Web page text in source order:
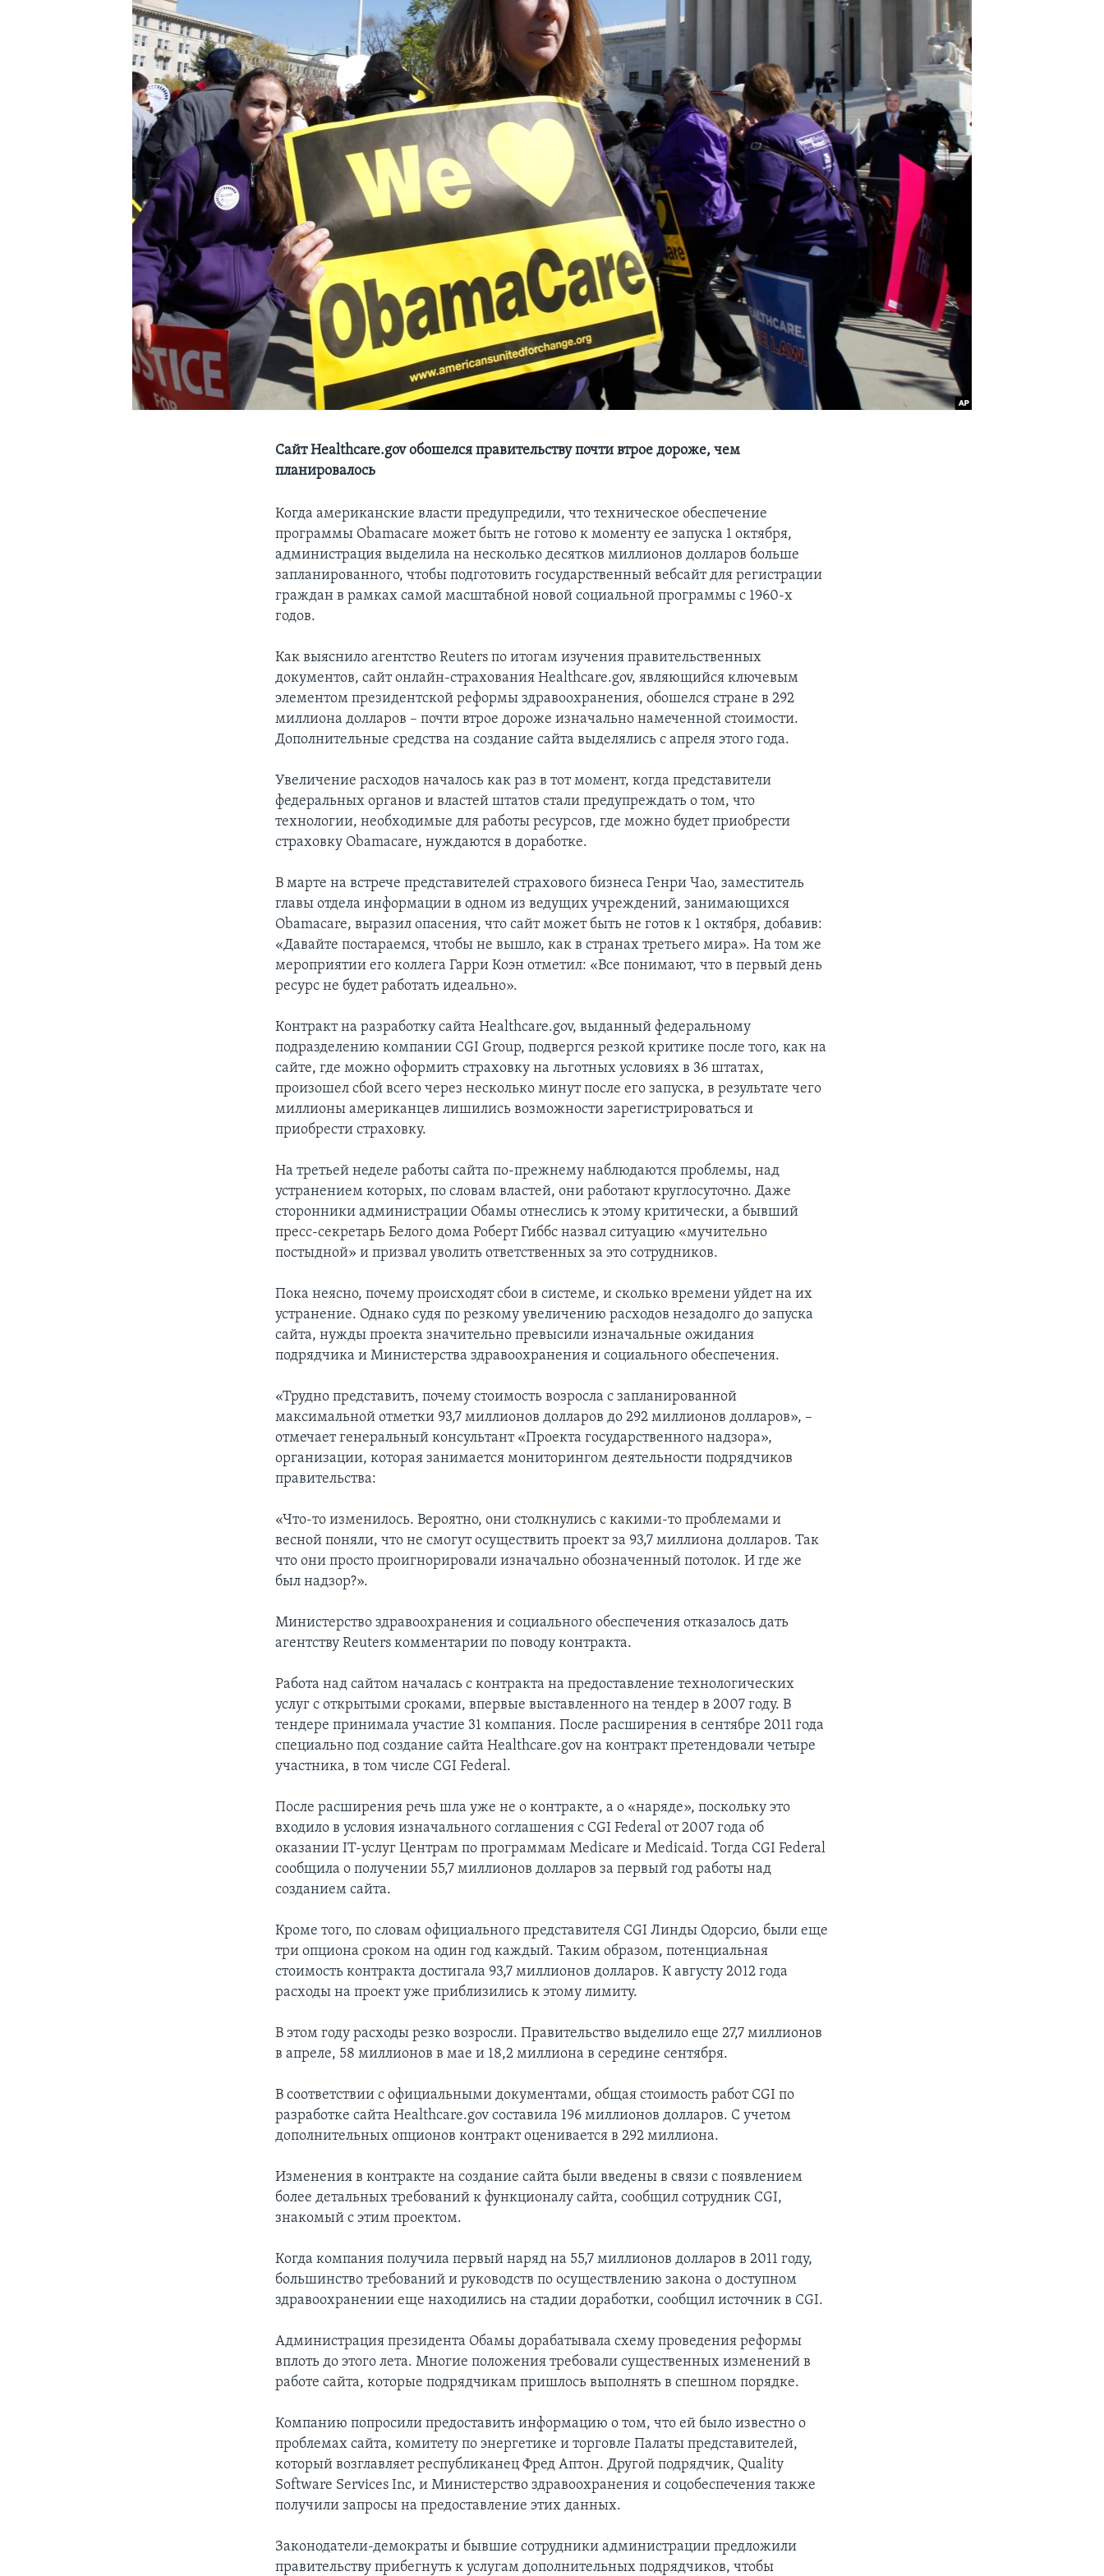
Сайт Healthcare.gov обошелся правительству почти втрое дороже, чем
планировалось
Когда американские власти предупредили, что техническое обеспечение
программы Obamacare может быть не готово к моменту ее запуска 1 октября,
администрация выделила на несколько десятков миллионов долларов больше
запланированного, чтобы подготовить государственный вебсайт для регистрации
граждан в рамках самой масштабной новой социальной программы с 1960-х
годов.
Как выяснило агентство Reuters по итогам изучения правительственных
документов, сайт онлайн-страхования Healthcare.gov, являющийся ключевым
элементом президентской реформы здравоохранения, обошелся стране в 292
миллиона долларов – почти втрое дороже изначально намеченной стоимости.
Дополнительные средства на создание сайта выделялись с апреля этого года.
Увеличение расходов началось как раз в тот момент, когда представители
федеральных органов и властей штатов стали предупреждать о том, что
технологии, необходимые для работы ресурсов, где можно будет приобрести
страховку Obamacare, нуждаются в доработке.
В марте на встрече представителей страхового бизнеса Генри Чао, заместитель
главы отдела информации в одном из ведущих учреждений, занимающихся
Obamacare, выразил опасения, что сайт может быть не готов к 1 октября, добавив:
«Давайте постараемся, чтобы не вышло, как в странах третьего мира». На том же
мероприятии его коллега Гарри Коэн отметил: «Все понимают, что в первый день
ресурс не будет работать идеально».
Контракт на разработку сайта Healthcare.gov, выданный федеральному
подразделению компании CGI Group, подвергся резкой критике после того, как на
сайте, где можно оформить страховку на льготных условиях в 36 штатах,
произошел сбой всего через несколько минут после его запуска, в результате чего
миллионы американцев лишились возможности зарегистрироваться и
приобрести страховку.
На третьей неделе работы сайта по-прежнему наблюдаются проблемы, над
устранением которых, по словам властей, они работают круглосуточно. Даже
сторонники администрации Обамы отнеслись к этому критически, а бывший
пресс-секретарь Белого дома Роберт Гиббс назвал ситуацию «мучительно
постыдной» и призвал уволить ответственных за это сотрудников.
Пока неясно, почему происходят сбои в системе, и сколько времени уйдет на их
устранение. Однако судя по резкому увеличению расходов незадолго до запуска
сайта, нужды проекта значительно превысили изначальные ожидания
подрядчика и Министерства здравоохранения и социального обеспечения.
«Трудно представить, почему стоимость возросла с запланированной
максимальной отметки 93,7 миллионов долларов до 292 миллионов долларов», –
отмечает генеральный консультант «Проекта государственного надзора»,
организации, которая занимается мониторингом деятельности подрядчиков
правительства:
«Что-то изменилось. Вероятно, они столкнулись с какими-то проблемами и
весной поняли, что не смогут осуществить проект за 93,7 миллиона долларов. Так
что они просто проигнорировали изначально обозначенный потолок. И где же
был надзор?».
Министерство здравоохранения и социального обеспечения отказалось дать
агентству Reuters комментарии по поводу контракта.
Работа над сайтом началась с контракта на предоставление технологических
услуг с открытыми сроками, впервые выставленного на тендер в 2007 году. В
тендере принимала участие 31 компания. После расширения в сентябре 2011 года
специально под создание сайта Healthcare.gov на контракт претендовали четыре
участника, в том числе CGI Federal.
После расширения речь шла уже не о контракте, а о «наряде», поскольку это
входило в условия изначального соглашения с CGI Federal от 2007 года об
оказании IT-услуг Центрам по программам Medicare и Medicaid. Тогда CGI Federal
сообщила о получении 55,7 миллионов долларов за первый год работы над
созданием сайта.
Кроме того, по словам официального представителя CGI Линды Одорсио, были еще
три опциона сроком на один год каждый. Таким образом, потенциальная
стоимость контракта достигала 93,7 миллионов долларов. К августу 2012 года
расходы на проект уже приблизились к этому лимиту.
В этом году расходы резко возросли. Правительство выделило еще 27,7 миллионов
в апреле, 58 миллионов в мае и 18,2 миллиона в середине сентября.
В соответствии с официальными документами, общая стоимость работ CGI по
разработке сайта Healthcare.gov составила 196 миллионов долларов. С учетом
дополнительных опционов контракт оценивается в 292 миллиона.
Изменения в контракте на создание сайта были введены в связи с появлением
более детальных требований к функционалу сайта, сообщил сотрудник CGI,
знакомый с этим проектом.
Когда компания получила первый наряд на 55,7 миллионов долларов в 2011 году,
большинство требований и руководств по осуществлению закона о доступном
здравоохранении еще находились на стадии доработки, сообщил источник в CGI.
Администрация президента Обамы дорабатывала схему проведения реформы
вплоть до этого лета. Многие положения требовали существенных изменений в
работе сайта, которые подрядчикам пришлось выполнять в спешном порядке.
Компанию попросили предоставить информацию о том, что ей было известно о
проблемах сайта, комитету по энергетике и торговле Палаты представителей,
который возглавляет республиканец Фред Аптон. Другой подрядчик, Quality
Software Services Inc, и Министерство здравоохранения и соцобеспечения также
получили запросы на предоставление этих данных.
Законодатели-демократы и бывшие сотрудники администрации предложили
правительству прибегнуть к услугам дополнительных подрядчиков, чтобы